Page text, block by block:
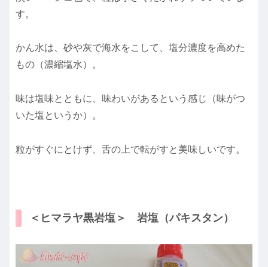
す。
かん水は、砂や灰で海水をこして、塩分濃度を高めた
もの （濃縮塩水）。
味は塩味とともに、 味わいがあるという感じ（味がつ
いた塩というか）
。
粒がすぐにとけず、舌の上で転がすと美味しいです。
＜ヒマラヤ黒岩塩＞ 岩塩（パキスタン）